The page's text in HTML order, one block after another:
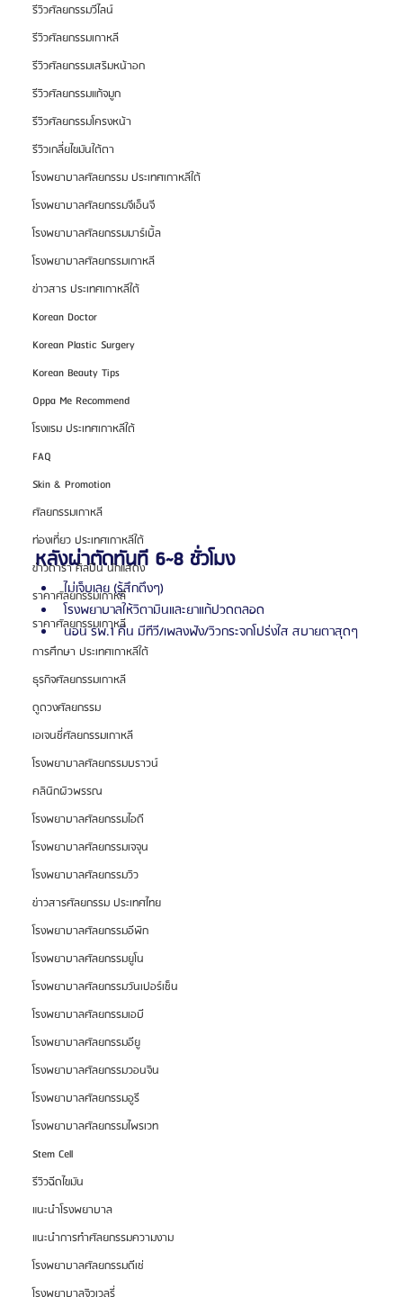
รีวิวศัลยกรรมวีไลน์
รีวิวศัลยกรรมเกาหลี
รีวิวศัลยกรรมเสริมหน้าอก
รีวิวศัลยกรรมแก้จมูก
รีวิวศัลยกรรมโครงหน้า
รีวิวเกลี่ยไขมันใต้ตา
โรงพยาบาลศัลยกรรม ประเทศเกาหลีใต้
โรงพยาบาลศัลยกรรมจีเอ็นจี
โรงพยาบาลศัลยกรรมมาร์เบิ้ล
โรงพยาบาลศัลยกรรมเกาหลี
ข่าวสาร ประเทศเกาหลีใต้
Korean Doctor
Korean Plastic Surgery
Korean Beauty Tips
Oppa Me Recommend
โรงแรม ประเทศเกาหลีใต้
FAQ
Skin & Promotion
ศัลยกรรมเกาหลี
ท่องเที่ยว ประเทศเกาหลีใต้
ข่าวดารา ศิลปิน นักแสดง
ราคาศัลยกรรมเกาหลี
ราคาศัลยกรรมเกาหลี
การศึกษา ประเทศเกาหลีใต้
ธุรกิจศัลยกรรมเกาหลี
ดูดวงศัลยกรรม
เอเจนซี่ศัลยกรรมเกาหลี
โรงพยาบาลศัลยกรรมบราวน์
คลินิกผิวพรรณ
โรงพยาบาลศัลยกรรมไอดี
โรงพยาบาลศัลยกรรมเจจุน
โรงพยาบาลศัลยกรรมวิว
ข่าวสารศัลยกรรม ประเทศไทย
โรงพยาบาลศัลยกรรมอีพิก
โรงพยาบาลศัลยกรรมยูโน
โรงพยาบาลศัลยกรรมวันเปอร์เซ็น
โรงพยาบาลศัลยกรรมเอบี
โรงพยาบาลศัลยกรรมอียู
โรงพยาบาลศัลยกรรมวอนจิน
โรงพยาบาลศัลยกรรมอูรี
โรงพยาบาลศัลยกรรมไพรเวท
Stem Cell
รีวิวฉีดไขมัน
แนะนำโรงพยาบาล
แนะนำการทำศัลยกรรมความงาม
โรงพยาบาลศัลยกรรมดีเซ่
หลังผ่าตัดทันที 6~8 ชั่วโมง
ไม่เจ็บเลย (รู้สึกตึงๆ)
โรงพยาบาลให้วิตามินและยาแก้ปวดตลอด
นอน รพ.1 คืน มีทีวี/เพลงฟัง/วิวกระจกโปร่งใส สบายตาสุดๆ